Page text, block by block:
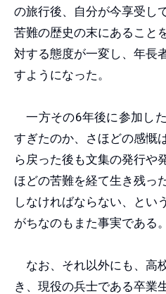
の旅行後、自分が今享受し
苦難の歴史の末にあること
対する態度が一変し、年長
すようになった。
一方その6年後に参加し
すぎたのか、さほどの感慨
ら戻った後も文集の発行や
ほどの苦難を経て生き残っ
しなければならない、とい
がちなのもまた事実である。
なお、それ以外にも、高
き、現役の兵士である卒業